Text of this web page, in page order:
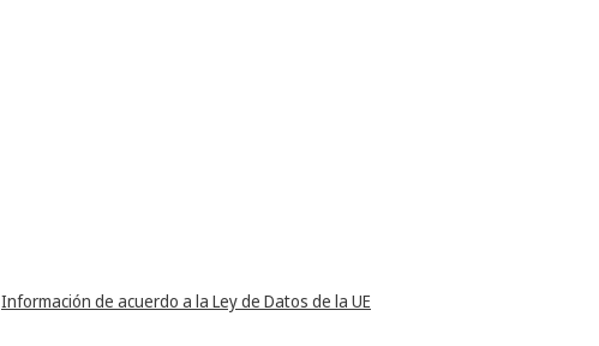
Información de acuerdo a la Ley de Datos de la UE